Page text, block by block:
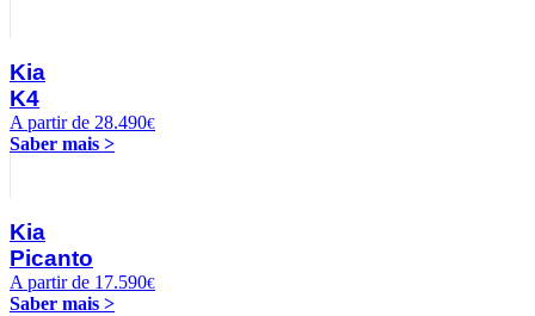
Kia
K4
A partir de 28.490€
Saber mais >
Kia
Picanto
A partir de 17.590€
Saber mais >